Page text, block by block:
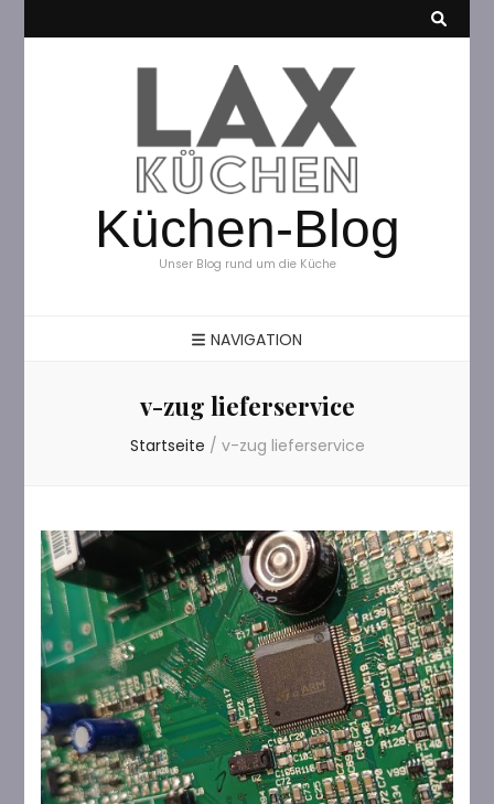
Küchen-Blog
Unser Blog rund um die Küche
NAVIGATION
v-zug lieferservice
Startseite / v-zug lieferservice